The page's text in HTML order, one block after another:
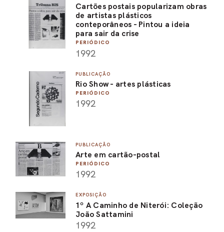
Cartões postais popularizam obras
de artistas plásticos
conteporâneos - Pintou a ideia
para sair da crise
PERIÓDICO
1992
PUBLICAÇÃO
Rio Show - artes plásticas
PERIÓDICO
1992
PUBLICAÇÃO
Arte em cartão-postal
PERIÓDICO
1992
EXPOSIÇÃO
1º A Caminho de Niterói: Coleção
João Sattamini
1992